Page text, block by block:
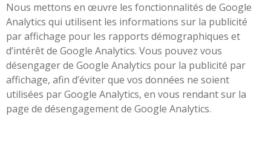
Nous mettons en œuvre les fonctionnalités de Google
Analytics qui utilisent les informations sur la publicité
par affichage pour les rapports démographiques et
d’intérêt de Google Analytics. Vous pouvez vous
désengager de Google Analytics pour la publicité par
affichage, afin d’éviter que vos données ne soient
utilisées par Google Analytics, en vous rendant sur la
page de désengagement de Google Analytics.